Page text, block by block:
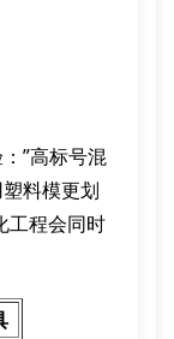
”高标号混
料模更划
工程会同时